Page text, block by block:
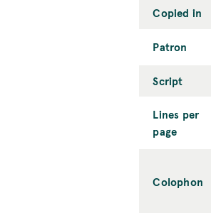
Copied in
Patron
Script
Lines per
page
Colophon